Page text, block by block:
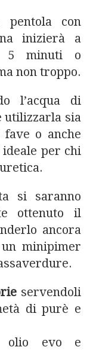
con
inizierà a
5 minuti o
non troppo.
l’acqua di
utilizzarla sia
o anche
per chi
si saranno
ottenuto il
ancora
minipimer
servendoli
di purè e
olio evo e